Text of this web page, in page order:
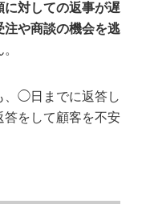
に対しての返事が遅
注や商談の機会を逃
、◯日までに返答し
答をして顧客を不安